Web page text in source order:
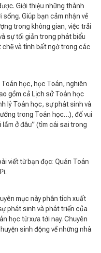
Giới thiệu những thành
Giúp bạn cảm nhận vẻ
trong không gian, việc trải
sự tối giản trong phát biểu
chẽ và tính bất ngờ trong các
Toán học, học Toán, nghiên
gồm cả Lịch sử Toán học
lý Toán học, sự phát sinh và
trong Toán học…), đố vui
lầm ở đâu” (tìm cái sai trong
viết từ bạn đọc: Quán Toán
mục này phân tích xuất
phát sinh và phát triển của
học từ xưa tới nay. Chuyên
sinh động về những nhà